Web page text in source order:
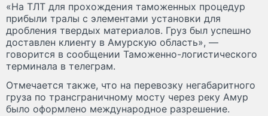
«На ТЛТ для прохождения таможенных процедур
прибыли тралы с элементами установки для
дробления твердых материалов. Груз был успешно
доставлен клиенту в Амурскую область», —
говорится в сообщении Таможенно-логистического
терминала в телеграм.
Отмечается также, что на перевозку негабаритного
груза по трансграничному мосту через реку Амур
было оформлено международное разрешение.